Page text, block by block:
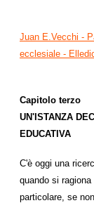
Juan E.Vecchi -
ecclesiale -
Capitolo terzo
UN'ISTANZA
EDUCATIVA
C'è oggi una
quando si
particolare, se